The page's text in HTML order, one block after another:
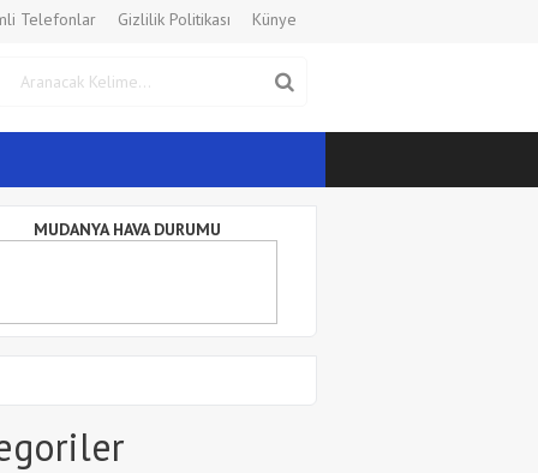
Telefonlar Gizlilik Politikası Künye
MUDANYA HAVA DURUMU